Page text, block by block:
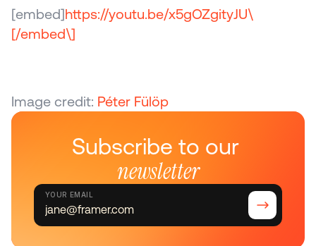
[embed]https://youtu.be/x5gOZgityJU\
[/embed\]
Image credit: Péter Fülöp
Subscribe to our
newsletter
YOUR EMAIL